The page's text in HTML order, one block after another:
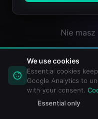
Nie masz
We use cookies
Essential cookies
Google Analytics to
with your consent.
Essential only